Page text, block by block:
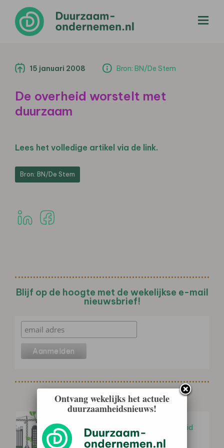
15 januari 2008 Bron: BN/De Stem
De overheid worstelt met
duurzaam
Lees het volledige artikel via de link.
Bron: BN/De Stem
Blijf op de hoogte met de wekelijkse e-mail
nieuwsbrief!
Gerelateerd nieuws
vastgesteld: inkoopkracht overheid
gericht inzetten voor…
Ontvang wekelijks het actuele
duurzaamheidsnieuws!